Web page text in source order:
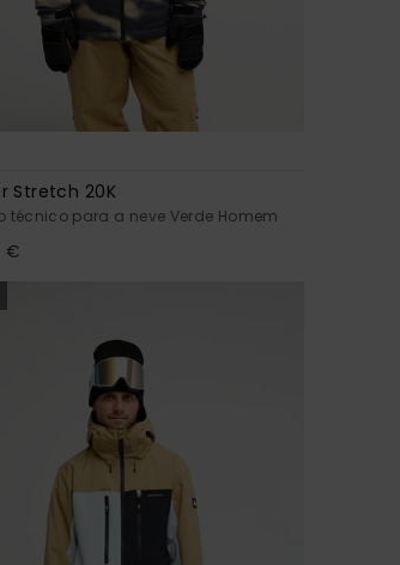
Stretch 20K
técnico para a neve Verde Homem
€